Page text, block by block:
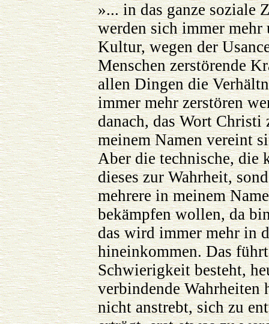
»... in das ganze soziale
werden sich immer mehr
Kultur, wegen der
Menschen zerstörende
allen Dingen die
immer mehr zerstören
danach, das Wort
meinem Namen vereint
Aber die technische,
dieses zur Wahrheit,
mehrere in meinem
bekämpfen wollen, da
das wird immer mehr in
hineinkommen. Das
Schwierigkeit besteht,
verbindende
nicht anstrebt, sich zu